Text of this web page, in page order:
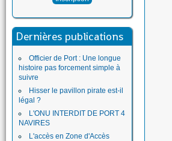
Dernières publications
Officier de Port : Une longue
histoire pas forcement simple à
suivre
Hisser le pavillon pirate est-il
légal ?
L'ONU INTERDIT DE PORT 4
NAVIRES
L'accès en Zone d'Accès